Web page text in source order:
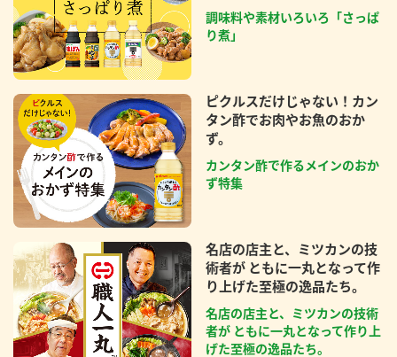
調味料や素材いろいろ「さっぱ
り煮」
ピクルスだけじゃない！カン
タン酢でお肉やお魚のおか
ず。
カンタン酢で作るメインのおか
ず特集
名店の店主と、ミツカンの技
術者が ともに一丸となって作
り上げた至極の逸品たち。
名店の店主と、ミツカンの技術
者が ともに一丸となって作り上
げた至極の逸品たち。